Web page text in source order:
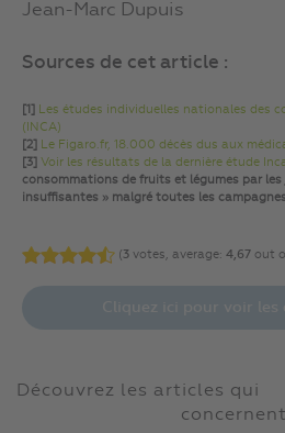
Jean-Marc Dupuis
Sources de cet article :
[1]
Les études individuelles nationales des
(INCA)
[2]
Le Figaro.fr, 18.000 décès dus aux
[3] Voir les résultats de la dernière étude
consommations de fruits et légumes par
insuffisantes » malgré toutes les
(3 votes, average: 4,67 out
Découvrez les articles qui
concernent